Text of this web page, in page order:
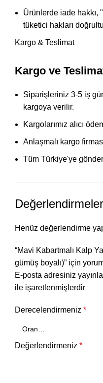
Ürünlerde iade hakkı,
tüketici hakları
Kargo & Teslimat
Kargo ve
Siparişleriniz 3-5 iş
kargoya verilir.
Kargolarımız alıcı
Anlaşmalı kargo
Tüm Türkiye'ye
Değerlendirmeler
Henüz değerlendirme
“Mavi Kabartmalı Kalp
gümüş boyalı)” için
E-posta adresiniz
ile işaretlenmişlerdir
Derecelendirmeniz *
Değerlendirmeniz *